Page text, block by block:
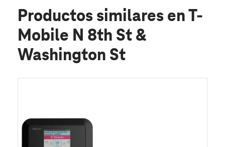
Productos similares en T-
Mobile N 8th St &
Washington St